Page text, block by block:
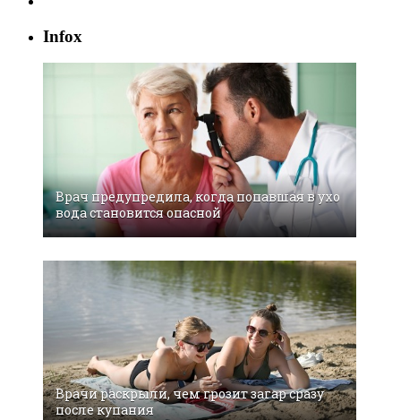
Infox
Врач предупредила, когда попавшая в ухо
вода становится опасной
Врачи раскрыли, чем грозит загар сразу
после купания